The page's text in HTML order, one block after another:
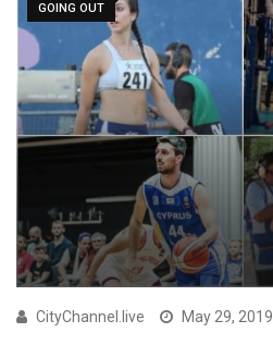
GOING OUT
CityChannel.live May 29, 2019